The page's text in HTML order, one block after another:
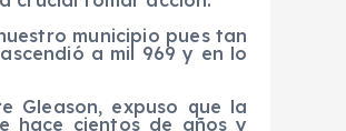
municipio pues tan
a mil 969 y en lo
Gleason, expuso que la
hace cientos de años y